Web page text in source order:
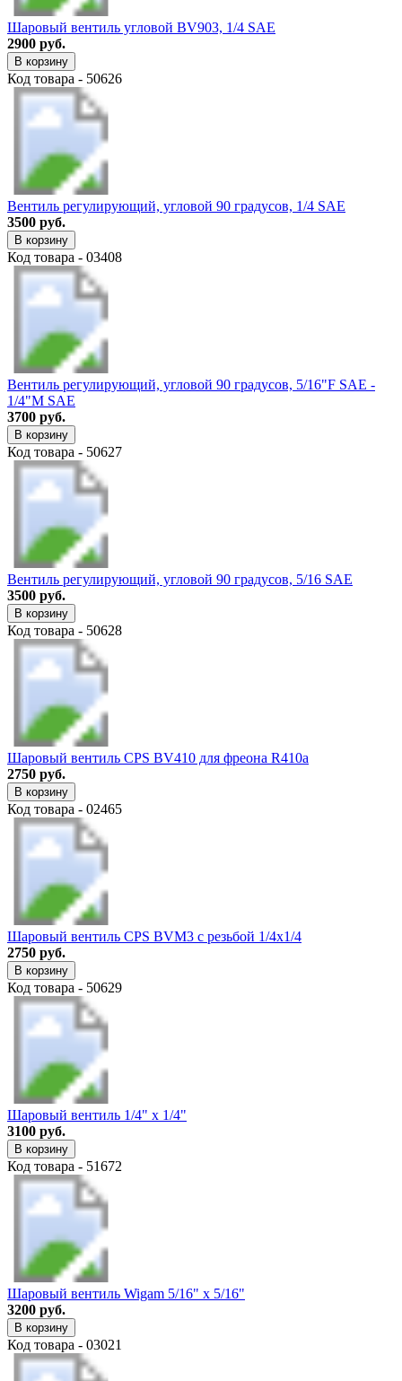
Шаровый вентиль угловой BV903, 1/4 SAE
2900 руб.
В корзину
Код товара - 50626
Вентиль регулирующий, угловой 90 градусов, 1/4 SAE
3500 руб.
В корзину
Код товара - 03408
Вентиль регулирующий, угловой 90 градусов, 5/16"F SAE -
1/4"M SAE
3700 руб.
В корзину
Код товара - 50627
Вентиль регулирующий, угловой 90 градусов, 5/16 SAE
3500 руб.
В корзину
Код товара - 50628
Шаровый вентиль CPS BV410 для фреона R410a
2750 руб.
В корзину
Код товара - 02465
Шаровый вентиль CPS BVM3 с резьбой 1/4х1/4
2750 руб.
В корзину
Код товара - 50629
Шаровый вентиль 1/4" х 1/4"
3100 руб.
В корзину
Код товара - 51672
Шаровый вентиль Wigam 5/16" х 5/16"
3200 руб.
В корзину
Код товара - 03021